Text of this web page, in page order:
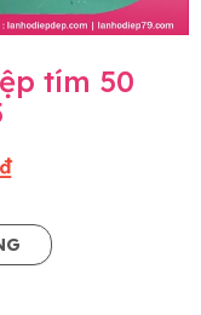
tím 50